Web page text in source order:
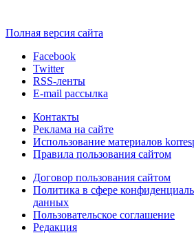
Полная версия сайта
Facebook
Twitter
RSS-ленты
E-mail рассылка
Контакты
Реклама на сайте
Использование материалов
Правила пользования сайтом
Договор пользования сайтом
Политика в сфере
данных
Пользовательское соглашение
Редакция